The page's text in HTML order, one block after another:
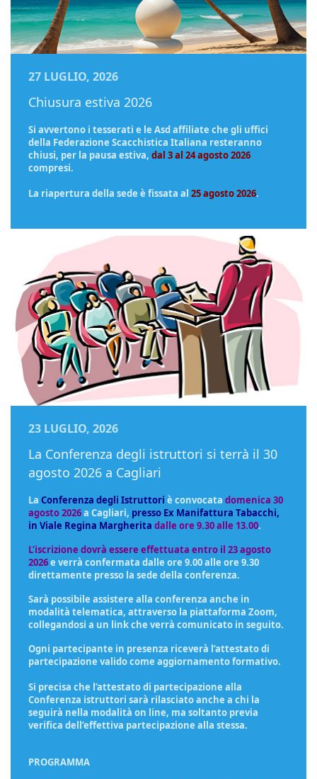
27 LUGLIO, 2026
Chiusura estiva 2026
Si avvertono i tesserati e le Asd affiliate che gli uffici
della Federazione Scacchistica Italiana resteranno
chiusi, per la pausa estiva, dal 3 al 24 agosto 2026
compresi.
La riapertura della sede è fissata al 25 agosto 2026.
23 LUGLIO, 2026
La Conferenza degli istruttori si terrà il 30
agosto 2026 a Cagliari
La Conferenza degli Istruttori è convocata domenica 30
agosto 2026a Cagliari, presso Ex Manifattura Tabacchi,
in Viale Regina Margherita dalle ore 9.30 alle 13.00.
L’iscrizione dovrà essere effettuata entro il 23 agosto
2026e verrà confermata dalle ore 9.00 alle ore 9.30
direttamente presso la sede della conferenza.
Sarà possibile assistere alla conferenza anche in
modalità telematica, attraverso la piattaforma Zoom,
collegandosi a un link che verrà comunicato in seguito.
Ogni partecipante in presenza riceverà l’attestato di
partecipazione valido come aggiornamento formativo.
Si precisa che l’attestato di partecipazione alla
Conferenza istruttori sarà rilasciato anche a chi la
seguirà nella modalità on line, ma soltanto previa
verifica dell’effettiva partecipazione alla stessa.
PROGRAMMA